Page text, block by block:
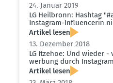
24. Januar 2019
LG Heilbronn: Hashtag
Instagram-Influ­en­cerin
Artikel lesen
13. Dezember 2018
LG Itzehoe: Und wieder
werbung durch
Artikel lesen